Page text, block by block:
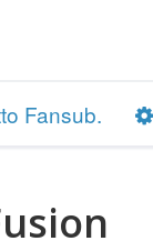
Fansub.